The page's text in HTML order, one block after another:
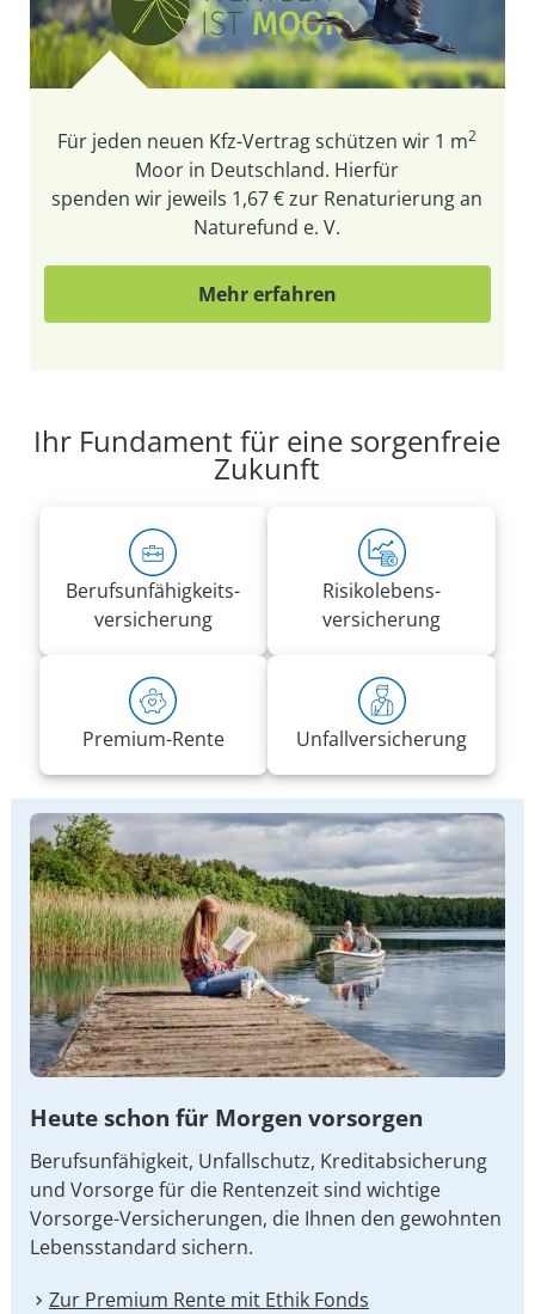
Für jeden neuen Kfz-Vertrag schützen wir 1 m2
Moor in Deutschland. Hierfür
spenden wir jeweils 1,67 € zur Renaturierung an
Naturefund e. V.
Mehr erfahren
Ihr Fundament für eine sorgenfreie
Zukunft
Berufs­unfähigkeits­
versicherung
Risiko­lebens­
versicherung
Premium-Rente Unfall­versicherung
Heute schon für Morgen vorsorgen
Berufsunfähigkeit, Unfallschutz, Kreditabsicherung
und Vorsorge für die Rentenzeit sind wichtige
Vorsorge-Versicherungen, die Ihnen den gewohnten
Lebensstandard sichern.
Zur Premium Rente mit Ethik Fonds